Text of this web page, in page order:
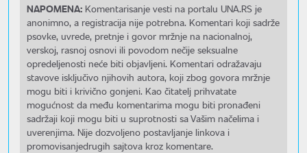
NAPOMENA: Komentarisanje vesti na portalu UNA.RS je
anonimno, a registracija nije potrebna. Komentari koji sadrže
psovke, uvrede, pretnje i govor mržnje na nacionalnoj,
verskoj, rasnoj osnovi ili povodom nečije seksualne
opredeljenosti neće biti objavljeni. Komentari odražavaju
stavove isključivo njihovih autora, koji zbog govora mržnje
mogu biti i krivično gonjeni. Kao čitatelj prihvatate
mogućnost da među komentarima mogu biti pronađeni
sadržaji koji mogu biti u suprotnosti sa Vašim načelima i
uverenjima. Nije dozvoljeno postavljanje linkova i
promovisanjedrugih sajtova kroz komentare.